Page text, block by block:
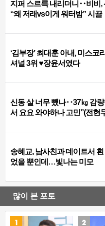
지퍼 스르륵 내리더니‥비비,
“왜 저래vs이게 워터밤” 시끌
‘김부장’ 최대훈 아내, 미스코
셔널 3위 ♥장윤서였다
신동 살 너무 뺐나‥37㎏ 감
서 요요 와야하나 고민”(전현
송혜교, 남사친과 데이트서
었을 뿐인데…빛나는 미모
많이 본 포토